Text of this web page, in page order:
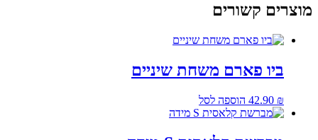
מוצרים קשורים
ביו פארם משחת שיניים
42.90 ₪ הוספה לסל